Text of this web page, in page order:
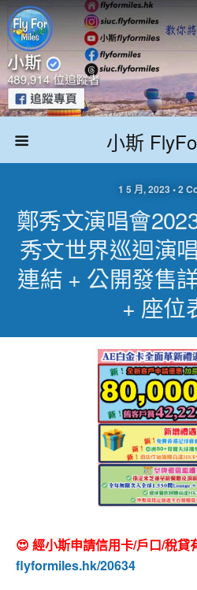
小斯
1 5 月, 2023 • 2
鄭秀文演唱會
秀文世界巡迴演
連結 + 公開發售
+ 座位
😍 經小斯申請信用卡/戶口/稅貸
flyformiles.hk/20634